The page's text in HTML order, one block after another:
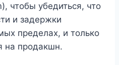
чтобы убедиться, что
и задержки
пределах, и только
на продакшн.